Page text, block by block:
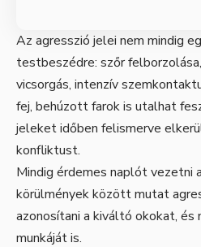
Az agresszió jelei nem mindig
testbeszédre: szőr
vicsorgás, intenzív
fej, behúzott farok is utalhat
jeleket időben felismerve
konfliktust.
Mindig érdemes naplót vezetni
körülmények között mutat
azonosítani a kiváltó okokat, és
munkáját is.